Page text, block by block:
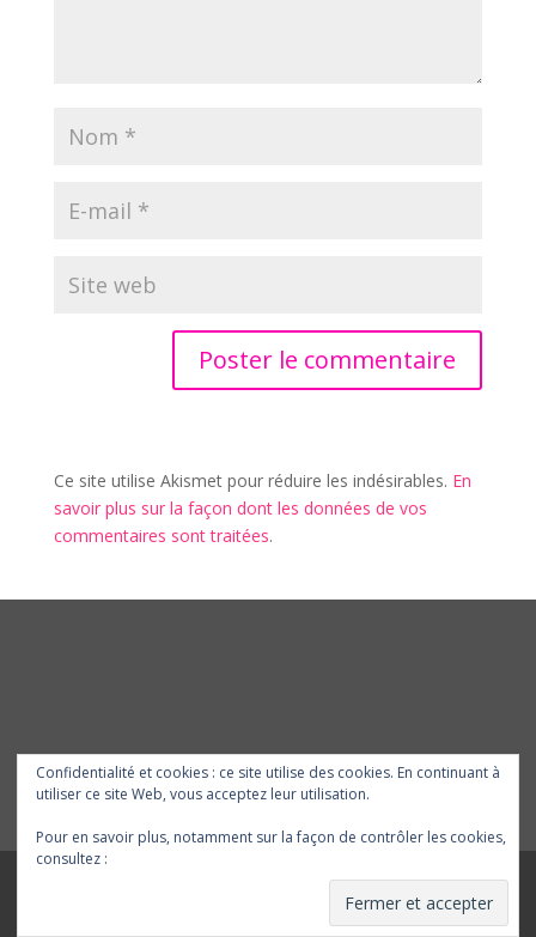
Ce site utilise Akismet pour réduire les indésirables. En
savoir plus sur la façon dont les données de vos
commentaires sont traitées.
Confidentialité et cookies : ce site utilise des cookies. En continuant à
utiliser ce site Web, vous acceptez leur utilisation.
Pour en savoir plus, notamment sur la façon de contrôler les cookies,
consultez :
yke graphic designer